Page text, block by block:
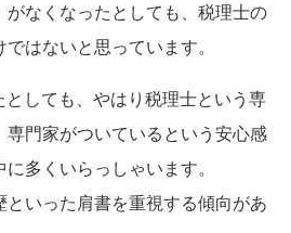
がなくなったとしても、税理士の
はないと思っています。
しても、やはり税理士という専
専門家がついているという安心感
多くいらっしゃいます。
いった肩書を重視する傾向があ